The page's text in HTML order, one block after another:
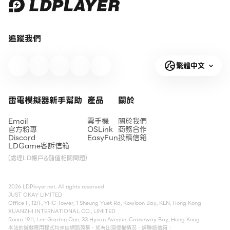
追蹤我們
繁體中文
雷電模擬器新手幫助
Email
官方粉專
Discord
LDGame客訴信箱
(處理LD帳戶&儲值相關問題)
產品
雲手機
OSLink
EasyFun
關於
關於我們
商務合作
投稿信箱
2026 LDPlayer.net. All rights reserved.
JUST OKAY LIMITED
Office F, 12/F, YHC Tower, 1 Sheung Yuet Rd, Kowloon Bay, KLN, Hong Kong
XUANZHI INTERNATIONAL CO., LIMITED
Room 1911, Lee Garden One, 33 Hysan Avenue, Causeway Bay, Hong Kong
本站的遊戲應用程式均來自網路蒐集，如有出現侵權情況，請聯絡信箱：